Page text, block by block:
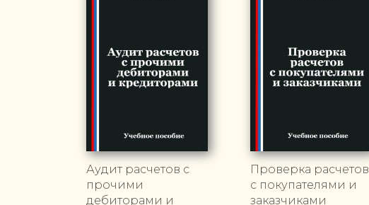
Аудит расчетов с
прочими
дебиторами и
Проверка расчетов
с покупателями и
заказчиками